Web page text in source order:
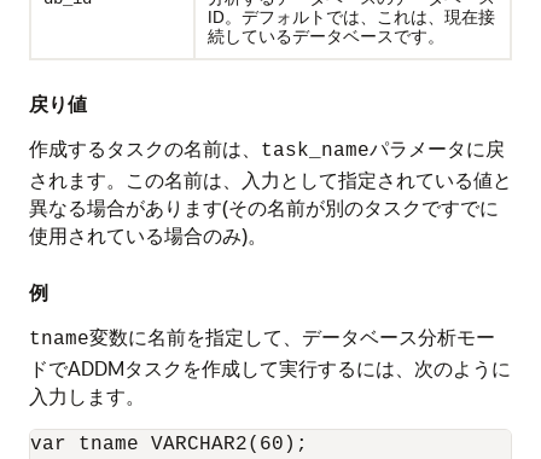
ID。デフォルトでは、これは、現在接
続しているデータベースです。
戻り値
作成するタスクの名前は、
task_nameパラメータに戻
されます。この名前は、入力として指定されている値と
異なる場合があります(その名前が別のタスクですでに
使用されている場合のみ)。
例
tname変数に名前を指定して、データベース分析モー
ドでADDMタスクを作成して実行するには、次のように
入力します。
var tname VARCHAR2(60);